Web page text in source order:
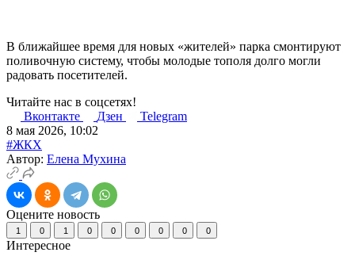
В ближайшее время для новых «жителей» парка смонтируют
поливочную систему, чтобы молодые тополя долго могли
радовать посетителей.
Читайте нас в соцсетях!
Вконтакте
Дзен
Telegram
8 мая 2026, 10:02
#ЖКХ
Автор: Елена Мухина
Оцените новость
1 0 1 0 0 0 0 0 0
Интересное